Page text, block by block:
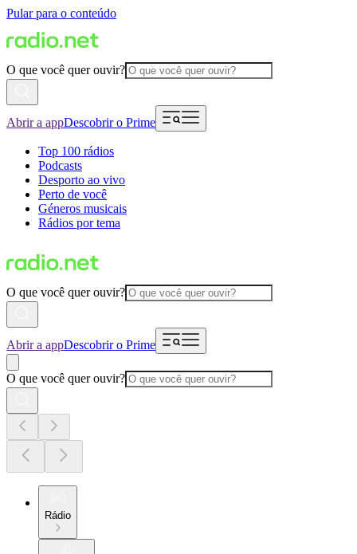
Pular para o conteúdo
O que você quer ouvir?
Abrir a appDescobrir o Prime
Top 100 rádios
Podcasts
Desporto ao vivo
Perto de você
Géneros musicais
Rádios por tema
O que você quer ouvir?
Abrir a appDescobrir o Prime
O que você quer ouvir?
Rádio